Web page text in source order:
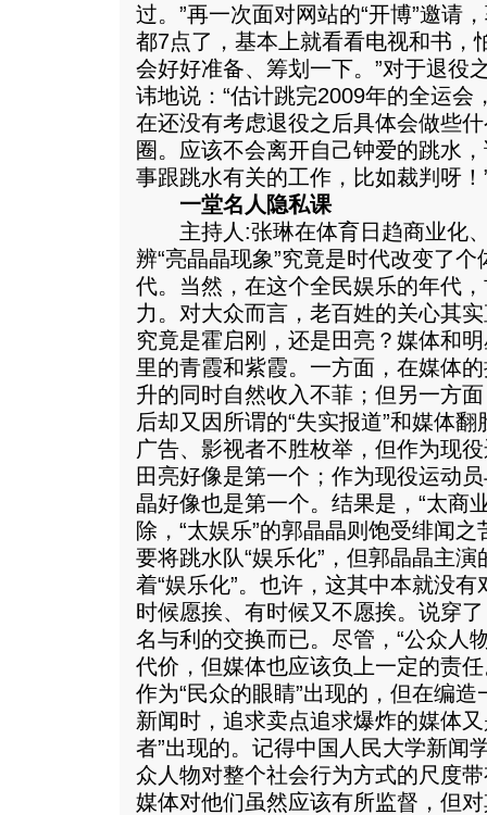
过。”再一次面对网站的“开博”邀请
都7点了，基本上就看看电视和书，
会好好准备、筹划一下。”对于退役
讳地说：“估计跳完2009年的全运会
在还没有考虑退役之后具体会做些
圈。应该不会离开自己钟爱的跳水
事跟跳水有关的工作，比如裁判呀！
一堂名人隐私课
主持人:张琳在体育日趋商业化、
辨“亮晶晶现象”究竟是时代改变了
代。当然，在这个全民娱乐的年代
力。对大众而言，老百姓的关心其
究竟是霍启刚，还是田亮？媒体和
里的青霞和紫霞。一方面，在媒体
升的同时自然收入不菲；但另一方
后却又因所谓的“失实报道”和媒体
广告、影视者不胜枚举，但作为现
田亮好像是第一个；作为现役运动
晶好像也是第一个。结果是，“太商
除，“太娱乐”的郭晶晶则饱受绯闻
要将跳水队“娱乐化”，但郭晶晶主
着“娱乐化”。也许，这其中本就没
时候愿挨、有时候又不愿挨。说穿
名与利的交换而已。尽管，“公众人
代价，但媒体也应该负上一定的责
作为“民众的眼睛”出现的，但在编造
新闻时，追求卖点追求爆炸的媒体
者”出现的。记得中国人民大学新闻
众人物对整个社会行为方式的尺度
媒体对他们虽然应该有所监督，但